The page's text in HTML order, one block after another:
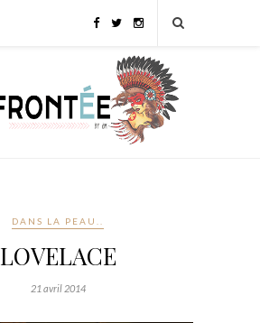
DANS LA PEAU..
LOVELACE
21 avril 2014